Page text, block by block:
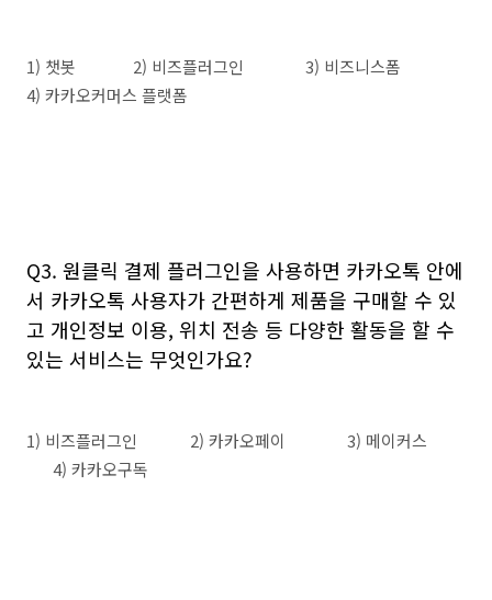
1) 챗봇 2) 비즈플러그인 3) 비즈니스폼
4) 카카오커머스 플랫폼
Q3. 원클릭 결제 플러그인을 사용하면 카카오톡 안에
서 카카오톡 사용자가 간편하게 제품을 구매할 수 있
고 개인정보 이용, 위치 전송 등 다양한 활동을 할 수
있는 서비스는 무엇인가요?
1) 비즈플러그인 2) 카카오페이 3) 메이커스
4) 카카오구독